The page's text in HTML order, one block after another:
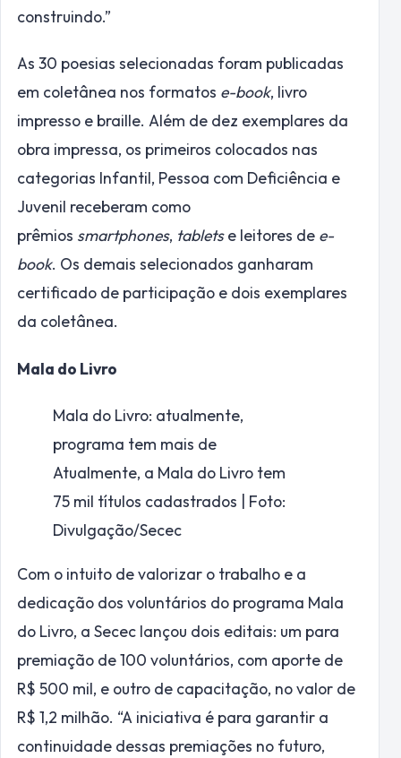
construindo.”
As 30 poesias selecionadas foram publicadas
em coletânea nos formatos e-book, livro
impresso e braille. Além de dez exemplares da
obra impressa, os primeiros colocados nas
categorias Infantil, Pessoa com Deficiência e
Juvenil receberam como
prêmios smartphones, tabletse leitores de e-
book. Os demais selecionados ganharam
certificado de participação e dois exemplares
da coletânea.
Mala do Livro
Mala do Livro: atualmente,
programa tem mais de
Atualmente, a Mala do Livro tem
75 mil títulos cadastrados | Foto:
Divulgação/Secec
Com o intuito de valorizar o trabalho e a
dedicação dos voluntários do programa Mala
do Livro, a Secec lançou dois editais: um para
premiação de 100 voluntários, com aporte de
R$ 500 mil, e outro de capacitação, no valor de
R$ 1,2 milhão. “A iniciativa é para garantir a
continuidade dessas premiações no futuro,